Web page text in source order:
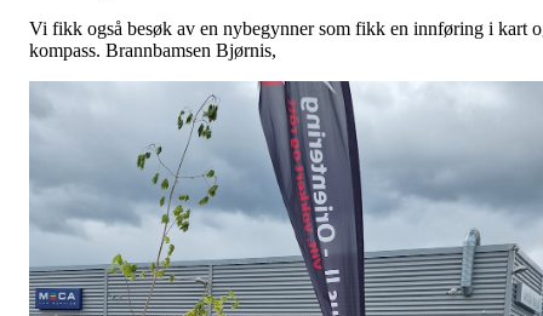
Vi fikk også besøk av en nybegynner som fikk en innføring i kart
kompass. Brannbamsen Bjørnis,